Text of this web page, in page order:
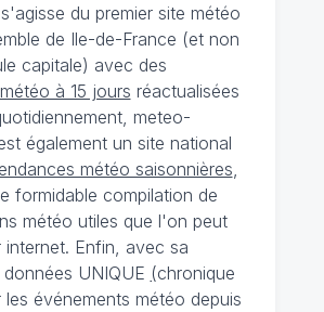
du premier site météo
de Ile-de-France (et non
capitale) avec des
à 15 jours réactualisées
meteo-
également un site national
météo saisonnières,
formidable compilation de
météo utiles que l'on peut
internet. Enfin, avec sa
UNIQUE (chronique
les événements météo depuis